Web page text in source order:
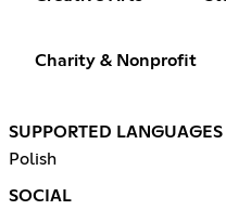
Charity & Nonprofit
SUPPORTED LANGUAGES
Polish
SOCIAL